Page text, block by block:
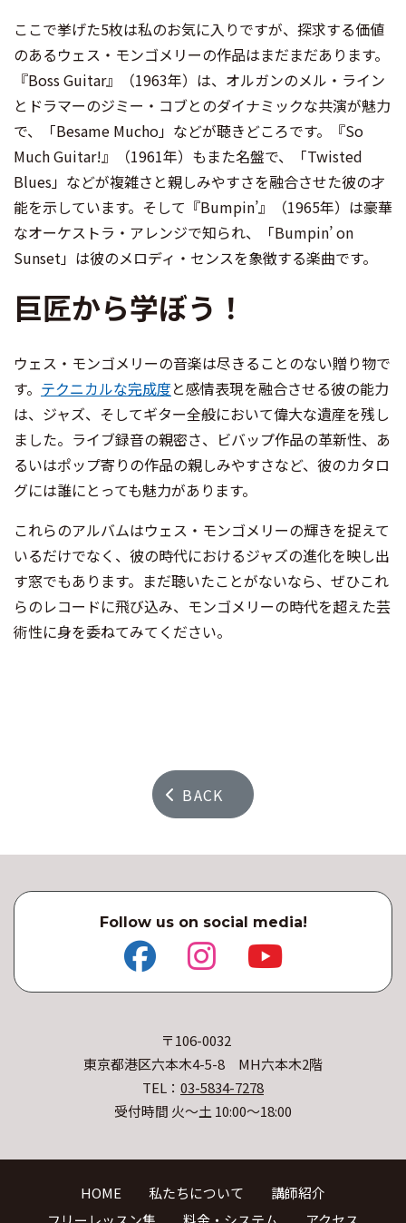
ここで挙げた5枚は私のお気に入りですが、探求する価値
のあるウェス・モンゴメリーの作品はまだまだあります。
『Boss Guitar』（1963年）は、オルガンのメル・ライン
とドラマーのジミー・コブとのダイナミックな共演が魅力
で、「Besame Mucho」などが聴きどころです。『So
Much Guitar!』（1961年）もまた名盤で、「Twisted
Blues」などが複雑さと親しみやすさを融合させた彼の才
能を示しています。そして『Bumpin’』（1965年）は豪華
なオーケストラ・アレンジで知られ、「Bumpin’ on
Sunset」は彼のメロディ・センスを象徴する楽曲です。
巨匠から学ぼう！
ウェス・モンゴメリーの音楽は尽きることのない贈り物で
す。 テクニカルな完成度と感情表現を融合させる彼の能力
は、ジャズ、そしてギター全般において偉大な遺産を残し
ました。ライブ録音の親密さ、ビバップ作品の革新性、あ
るいはポップ寄りの作品の親しみやすさなど、彼のカタロ
グには誰にとっても魅力があります。
これらのアルバムはウェス・モンゴメリーの輝きを捉えて
いるだけでなく、彼の時代におけるジャズの進化を映し出
す窓でもあります。まだ聴いたことがないなら、ぜひこれ
らのレコードに飛び込み、モンゴメリーの時代を超えた芸
術性に身を委ねてみてください。
BACK
Follow us on social media!
〒106-0032
東京都港区六本木4-5-8 MH六本木2階
TEL： 03-5834-7278
受付時間 火〜土 10:00〜18:00
HOME 私たちについて
講師紹介